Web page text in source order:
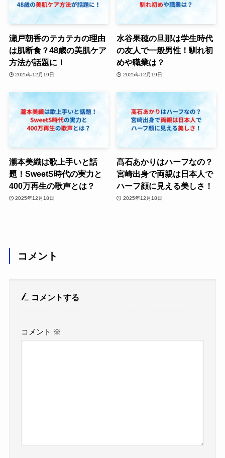
瀬戸朝香のテカテカの理由
は肌断食？48歳の美肌ケア
方法が話題に！
2025年12月19日
水谷果穂の旦那は学生時代
の友人で一般男性！馴れ初
めや職業は？
2025年12月19日
瀧本美織は歌上手いと話
題！SweetS時代の実力と
400万再生の歌声とは？
2025年12月18日
髙石あかりはハーフなの？
宮崎出身で両親は日本人で
ハーフ顔に見える美しさ！
2025年12月18日
コメント
コメントする
コメント ※